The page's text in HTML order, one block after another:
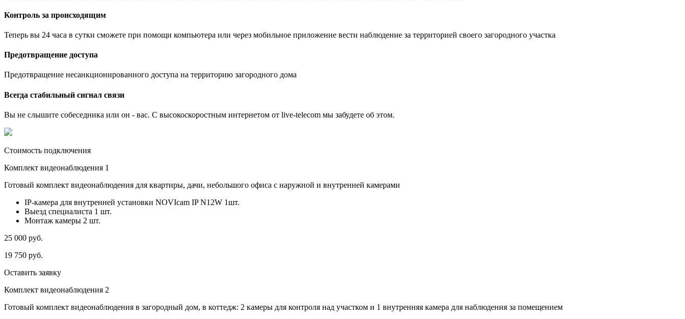
Контроль за происходящим
Теперь вы 24 часа в сутки сможете при помощи компьютера или через мобильное приложение вести наблюдение за территорией своего загородного участка
Предотвращение доступа
Предотвращение несанкционированного доступа на территорию загородного дома
Всегда стабильный сигнал связи
Вы не слышите собеседника или он - вас. С высокоскоростным интернетом от live-telecom мы забудете об этом.
Стоимость подключения
Комплект видеонаблюдения 1
Готовый комплект видеонаблюдения для квартиры, дачи, небольшого офиса с наружной и внутренней камерами
IP-камера для внутренней установки NOVIcam IP N12W 1шт.
Выезд специалиста 1 шт.
Монтаж камеры 2 шт.
25 000 руб.
19 750 руб.
Оставить заявку
Комплект видеонаблюдения 2
Готовый комплект видеонаблюдения в загородный дом, в коттедж: 2 камеры для контроля над участком и 1 внутренняя камера для наблюдения за помещением